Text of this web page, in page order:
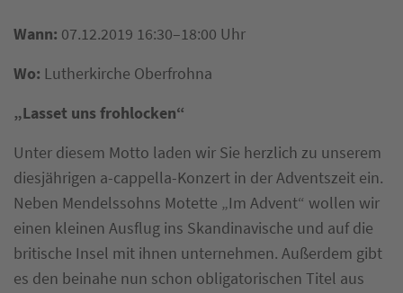
Wann: 07.12.2019 16:30–18:00 Uhr
Wo: Lutherkirche Oberfrohna
„Lasset uns frohlocken“
Unter diesem Motto laden wir Sie herzlich zu unserem
diesjährigen a-cappella-Konzert in der Adventszeit ein.
Neben Mendelssohns Motette „Im Advent“ wollen wir
einen kleinen Ausflug ins Skandinavische und auf die
britische Insel mit ihnen unternehmen. Außerdem gibt
es den beinahe nun schon obligatorischen Titel aus